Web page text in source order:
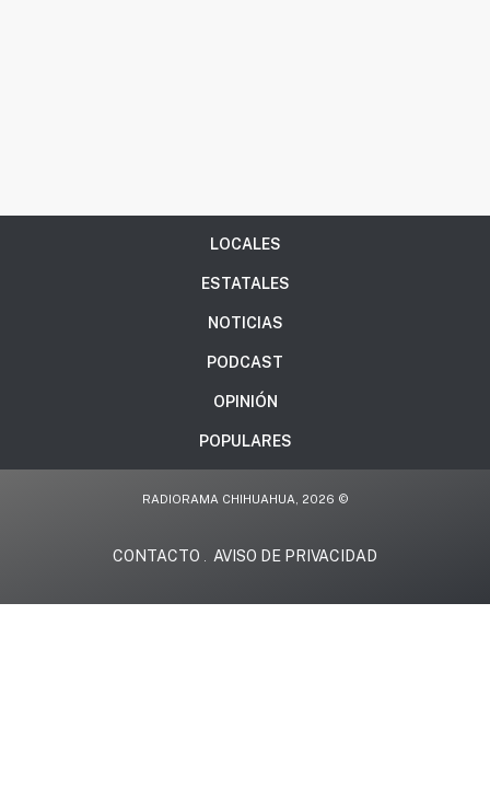
LOCALES
ESTATALES
NOTICIAS
PODCAST
OPINIÓN
POPULARES
RADIORAMA CHIHUAHUA, 2026 ©
CONTACTO . AVISO DE PRIVACIDAD